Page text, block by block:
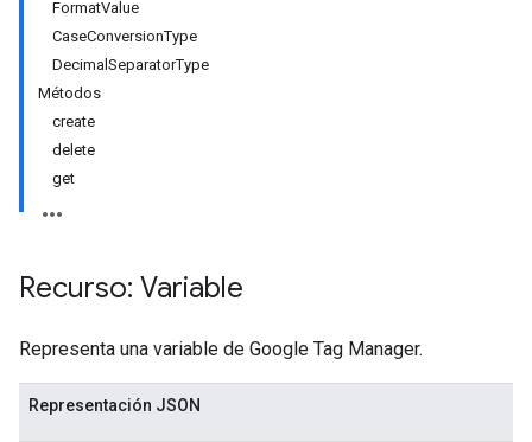
FormatValue
CaseConversionType
DecimalSeparatorType
Métodos
create
delete
get
Recurso: Variable
Representa una variable de Google Tag Manager.
Representación JSON